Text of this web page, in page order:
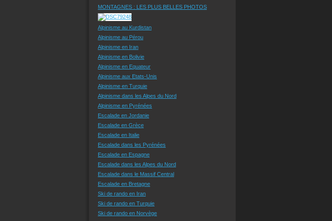
MONTAGNES : LES PLUS BELLES PHOTOS
Alpinisme au Kurdistan
Alpinisme au Pérou
Alpinisme en Iran
Alpinisme en Bolivie
Alpinisme en Equateur
Alpinisme aux Etats-Unis
Alpinisme en Turquie
Alpinisme dans les Alpes du Nord
Alpinisme en Pyrénées
Escalade en Jordanie
Escalade en Grèce
Escalade en Italie
Escalade dans les Pyrénées
Escalade en Espagne
Escalade dans les Alpes du Nord
Escalade dans le Massif Central
Escalade en Bretagne
Ski de rando en Iran
Ski de rando en Turquie
Ski de rando en Norvège